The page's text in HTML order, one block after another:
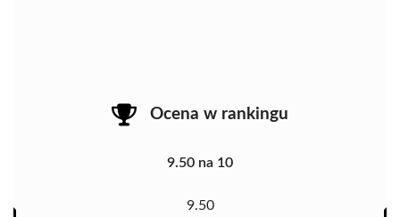
Ocena w rankingu
9.50 na 10
9.50